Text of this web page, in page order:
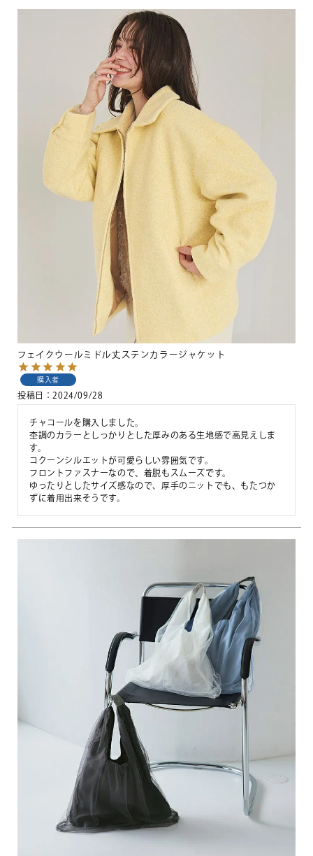
フェイクウールミドル丈ステンカラージャケット
購入者
投稿日 2024/09/28
チャコールを購入しました。
杢調のカラーとしっかりとした厚みのある生地感で高見えしま
す。
コクーンシルエットが可愛らしい雰囲気です。
フロントファスナーなので、着脱もスムーズです。
ゆったりとしたサイズ感なので、厚手のニットでも、もたつか
ずに着用出来そうです。